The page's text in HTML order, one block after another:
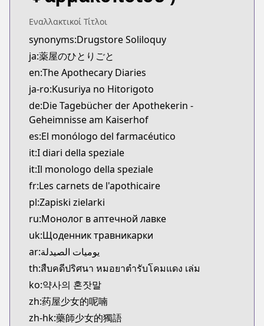
Kitsu
https://kitsu.app/manga/39631
CDJapan
CDJapan
https://www.anime-planet.com/manga/https://
MangaUpdates
MangaUpdates
https://www.mangaupdates.com/
novelUpdates
novelUpdates
https://www.novelupdates.com/series/kusuriya-
Book☆Walker
Book☆Walker
https://bookwalker.jp/series/130765/list
Official English
Official English
https://global.manga-up.com/manga/164
Official Site
Official Site
Twitter
Twitter
https://x.com/LesCarnetsmanga
Εναλλακτικοί Τίτλοι
synonyms:Drugstore Soliloquy
ja:薬屋のひとりごと
en:The Apothecary Diaries
ja-ro:Kusuriya no Hitorigoto
de:Die Tagebücher der Apothekerin -
Geheimnisse am Kaiserhof
es:El monólogo del farmacéutico
it:I diari della speziale
it:Il monologo della speziale
fr:Les carnets de l'apothicaire
pl:Zapiski zielarki
ru:Монолог в аптечной лавке
uk:Щоденник травникарки
ar:يوميات الصيدلة
th:สืบคดีปริศนา หมอยาตำรับโคมแดง เล่ม
ko:약사의 혼잣말
zh:药屋少女的呢喃
zh-hk:藥師少女的獨語